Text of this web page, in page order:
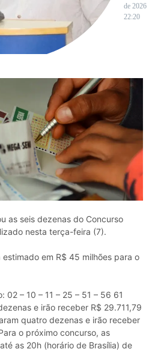
de 2026
22:20
as seis dezenas do Concurso
nesta terça-feira (7).
em R$ 45 milhões para o
02 – 10 – 11 – 25 – 51 – 56 61
e irão receber R$ 29.711,79
quatro dezenas e irão receber
o próximo concurso, as
as 20h (horário de Brasília) de